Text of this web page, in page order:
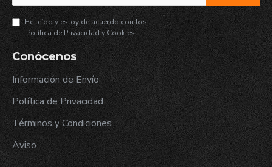
He leído y estoy de acuerdo con los
Política de Privacidad y Cookies
Conócenos
Información de Envío
Política de Privacidad
Términos y Condiciones
Aviso